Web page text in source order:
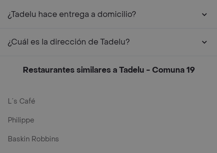
¿Tadelu hace entrega a domicilio?
¿Cuál es la dirección de Tadelu?
Restaurantes similares a Tadelu - Comuna 19
L´s Café
Philippe
Baskin Robbins